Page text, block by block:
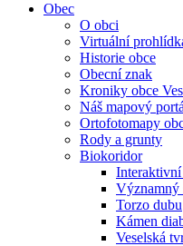
Obec
O obci
Virtuální
Historie obce
Obecní znak
Kroniky obce
Náš mapový
Ortofotomapy
Rody a grunty
Biokoridor
Významný
Torzo dubu
Kámen
Veselská